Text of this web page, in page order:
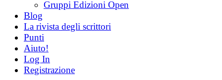
Gruppi Edizioni Open
Blog
La rivista degli scrittori
Punti
Aiuto!
Log In
Registrazione